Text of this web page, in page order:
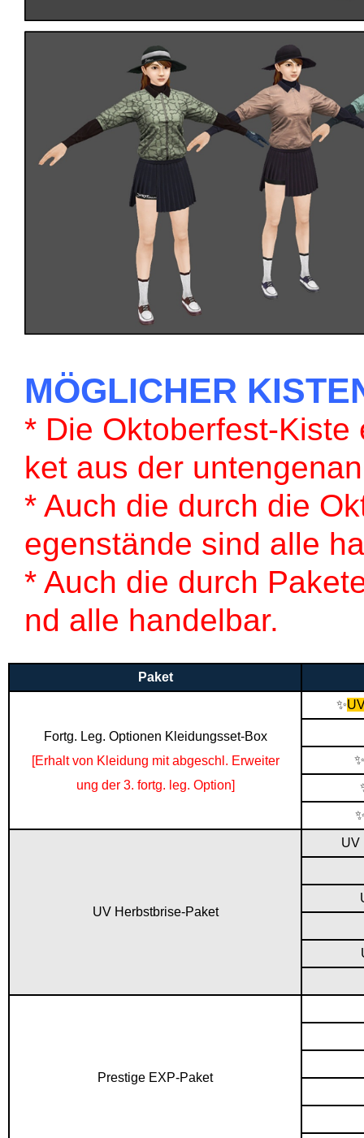
MÖGLICHER
* Die Oktoberfest-
ket aus der
* Auch die durch die
egenstände sind alle
* Auch die durch
nd alle handelbar.
Paket
Fortg. Leg. Optionen Kleidungsset-Box
[Erhalt von Kleidung mit abgeschl. Erweiter
ung der 3. fortg. leg. Option]
✨
✨
UV Herbstbrise-Paket
UV
Prestige EXP-Paket